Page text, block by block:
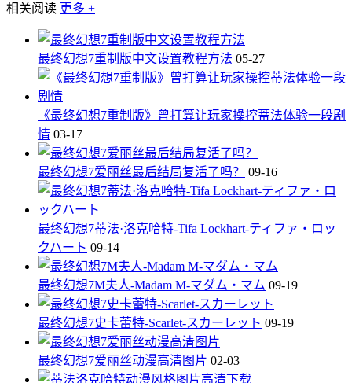
相关阅读 更多 +
最终幻想7重制版中文设置教程方法 05-27
《最终幻想7重制版》曾打算让玩家操控蒂法体验一段剧
情 03-17
最终幻想7爱丽丝最后结局复活了吗？ 09-16
最终幻想7蒂法·洛克哈特-Tifa Lockhart-ティファ・ロッ
クハート 09-14
最终幻想7M夫人-Madam M-マダム・マム 09-19
最终幻想7史卡蕾特-Scarlet-スカーレット 09-19
最终幻想7爱丽丝动漫高清图片 02-03